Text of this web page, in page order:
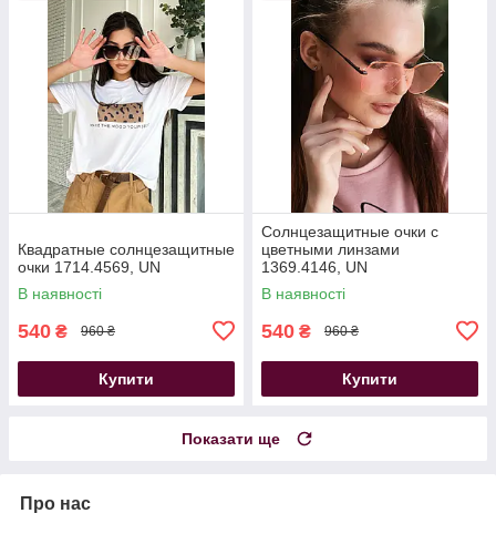
Квадратные солнцезащитные
очки 1714.4569, UN
В наявності
540 ₴ 960 ₴
Купити
Солнцезащитные очки с
цветными линзами
1369.4146, UN
В наявності
540 ₴ 960 ₴
Купити
Показати ще
Про нас